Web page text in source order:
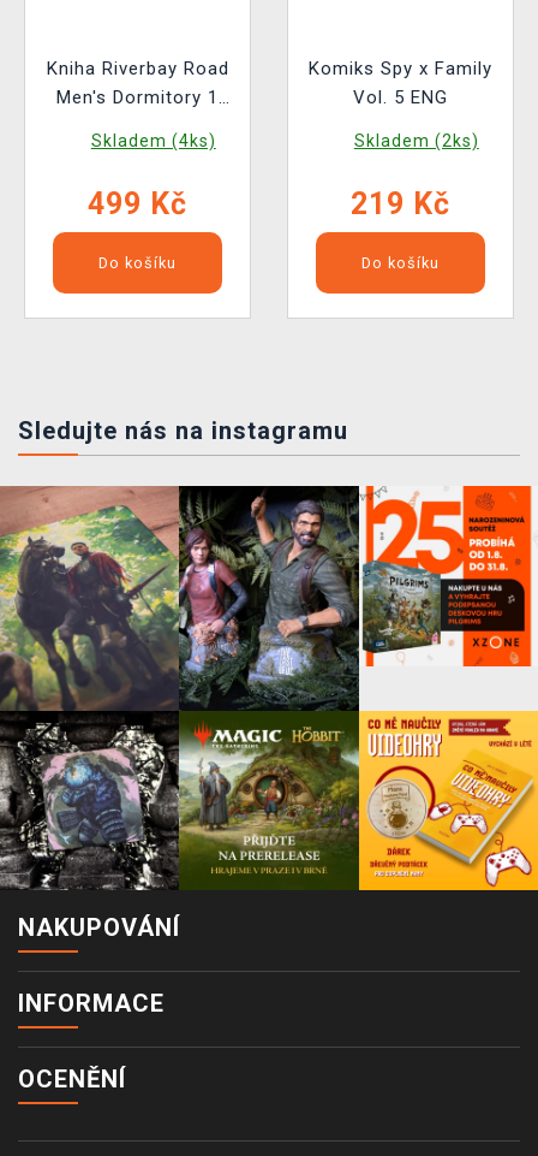
Kniha Riverbay Road
Men's Dormitory 1
Skladem (4ks)
499 Kč
Do košíku
Komiks Spy x Family
Vol. 5 ENG
Skladem (2ks)
219 Kč
Do košíku
Sledujte nás na instagramu
NAKUPOVÁNÍ
INFORMACE
OCENĚNÍ